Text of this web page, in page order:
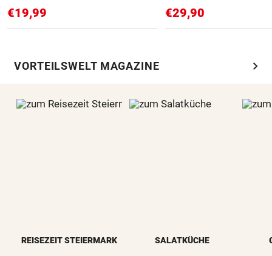
€19,99 €29,90
VORTEILSWELT MAGAZINE chevron_right
REISEZEIT STEIERMARK SALATKÜCHE